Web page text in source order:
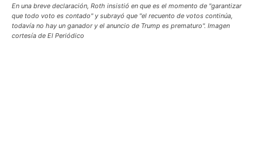
En una breve declaración, Roth insistió en que es el momento de "garantizar
que todo voto es contado" y subrayó que "el recuento de votos continúa,
todavía no hay un ganador y el anuncio de Trump es prematuro". Imagen
cortesía de El Periódico